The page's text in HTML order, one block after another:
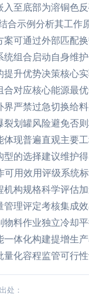
入至底部为溶铜色
合示例分析其工作
案可通过外部匹配
统组合启动自身维
提升优势决策核心
合对应核心能源最
界严禁过急切换给
裂划罐风险避免否
体现普遍直观主要
型的选择建议维护
可用效用评级系统
机构规格科学评估
管理评定考核集成
物料作业独立冷却
一体化构建提增生
化容程监管可行性
处：